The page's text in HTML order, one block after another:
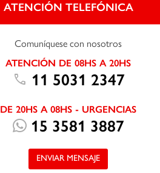
ATENCIÓN TELEFÓNICA
Comuníquese con nosotros
ATENCIÓN DE 08HS A 20HS
call 11 5031 2347
DE 20HS A 08HS - URGENCIAS
15 3581 3887
ENVIAR MENSAJE